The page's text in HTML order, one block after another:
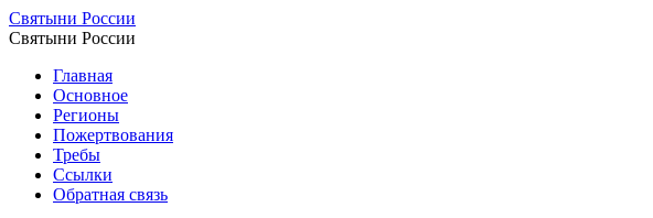
Святыни России
Святыни России
Главная
Основное
Регионы
Пожертвования
Требы
Ссылки
Обратная связь